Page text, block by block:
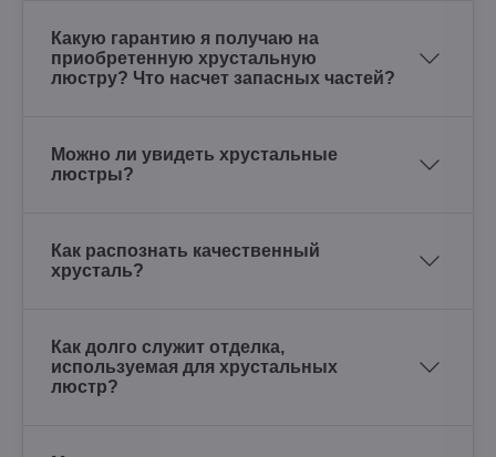
Какую гарантию я получаю на
приобретенную хрустальную
люстру? Что насчет запасных частей?
Можно ли увидеть хрустальные
люстры?
Как распознать качественный
хрусталь?
Как долго служит отделка,
используемая для хрустальных
люстр?